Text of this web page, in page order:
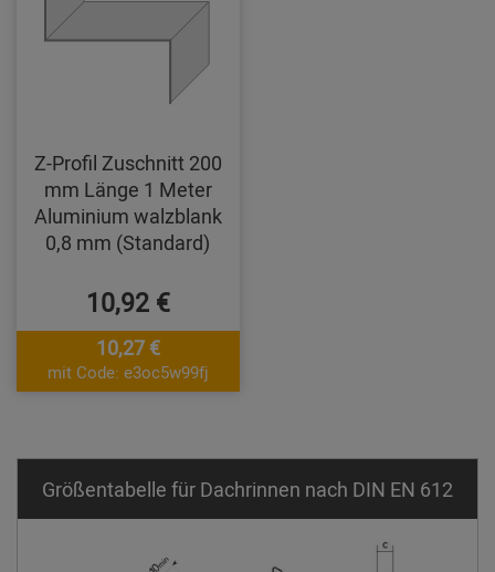
Z-Profil Zuschnitt 200
mm Länge 1 Meter
Aluminium walzblank
0,8 mm (Standard)
10,92 €
10,27 €
mit Code: e3oc5w99fj
Größentabelle für Dachrinnen nach DIN EN 612